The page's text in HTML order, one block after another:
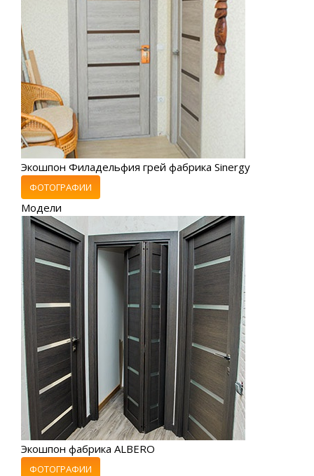
Экошпон Филадельфия грей фабрика Sinergy
ФОТОГРАФИИ
Модели
Экошпон фабрика ALBERO
ФОТОГРАФИИ